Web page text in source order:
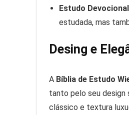
Estudo Devocional
estudada, mas
Desing e
A Bíblia de Estudo
tanto pelo seu design
clássico e textura